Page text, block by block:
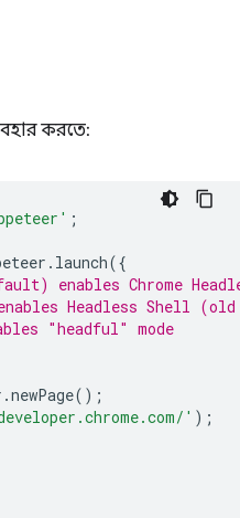
করতে:
;
. launch({
enables Chrome
Headless Shell (old
"headful" mode
.newPage();
' );